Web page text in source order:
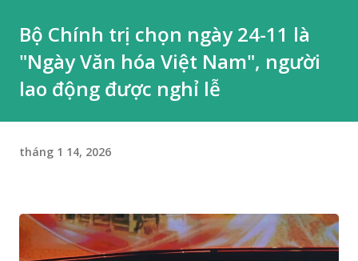
Bộ Chính trị chọn ngày 24-11 là
"Ngày Văn hóa Việt Nam", người
lao động được nghỉ lễ
tháng 1 14, 2026